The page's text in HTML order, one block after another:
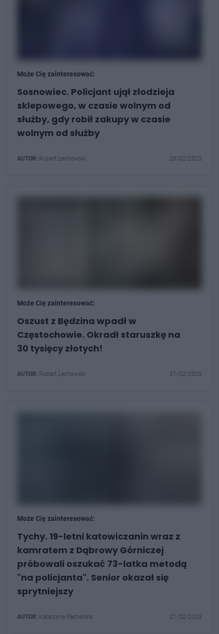
Może Cię zainteresować:
Sosnowiec. Policjant ujął złodzieja
sklepowego, w czasie wolnym od
służby, gdy robił zakupy w czasie
wolnym od służby
AUTOR: Robert Lechowski 26/02/2025
Może Cię zainteresować:
Oszust z Będzina wpadł w
Częstochowie. Okradł staruszkę na
30 tysięcy złotych!
AUTOR: Robert Lechowski 21/02/2025
Może Cię zainteresować:
Tychy. 19-letni katowiczanin wraz z
kamratem z Dąbrowy Górniczej
próbowali oszukać 73-latka metodą
"na policjanta". Senior okazał się
sprytniejszy
AUTOR: Katarzyna Pachelska 21/02/2025